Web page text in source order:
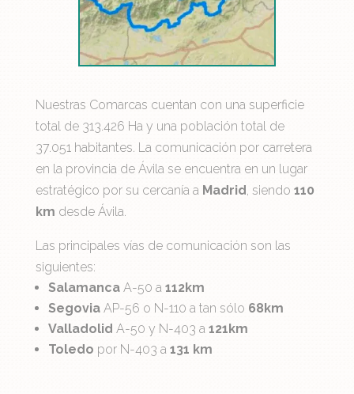
Nuestras Comarcas cuentan con una superficie
total de 313.426 Ha y una población total de
37.051 habitantes. La comunicación por carretera
en la provincia de Ávila se encuentra en un lugar
estratégico por su cercanía a Madrid, siendo 110
km desde Ávila.
Las principales vías de comunicación son las
siguientes:
SalamancaA-50 a 112km
SegoviaAP-56 o N-110 a tan sólo 68km
Valladolid A-50 y N-403 a 121km
Toledo por N-403 a 131 km